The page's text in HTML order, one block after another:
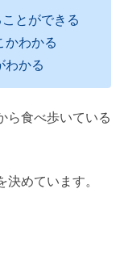
とができる
かわかる
わかる
ら食べ歩いている
めています。